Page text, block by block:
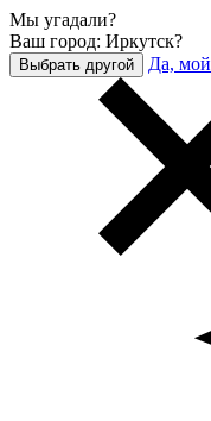
Мы угадали?
Ваш город: Иркутск?
Выбрать другой Да, мой